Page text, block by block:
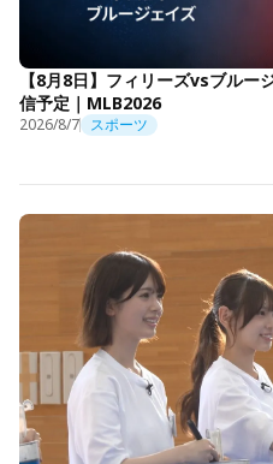
【8月8日】フィリーズvsブルー
信予定｜MLB2026
2026/8/7 スポーツ